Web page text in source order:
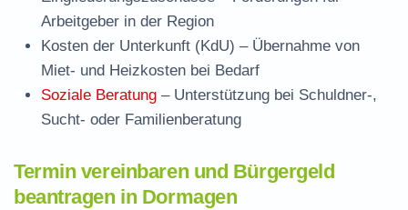
Arbeitgeber in der Region
Kosten der Unterkunft (KdU) – Übernahme von
Miet- und Heizkosten bei Bedarf
Soziale Beratung – Unterstützung bei Schuldner-,
Sucht- oder Familienberatung
Termin vereinbaren und Bürgergeld
beantragen in Dormagen